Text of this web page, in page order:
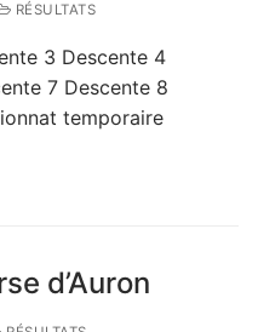
RÉSULTATS
3 Descente 4
7 Descente 8
temporaire
d’Auron